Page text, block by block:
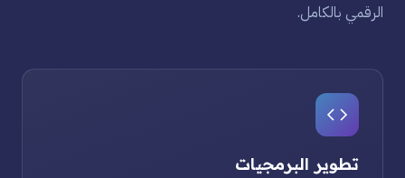
الرقمي بالكامل.
تطوير البرمجيات